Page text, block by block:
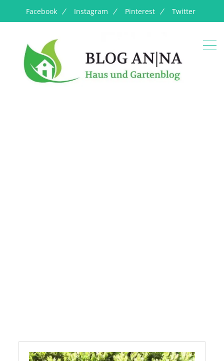
Facebook Instagram Pinterest Twitter
Beeteinfassung